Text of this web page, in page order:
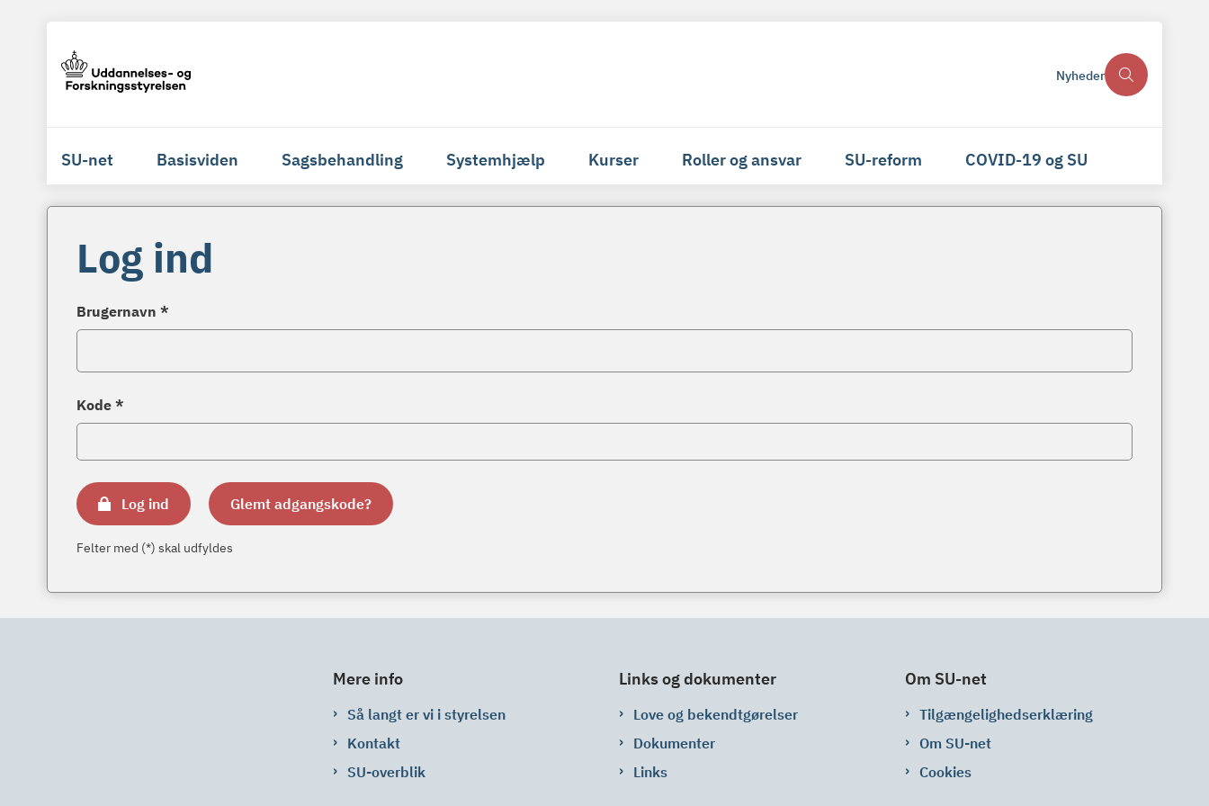
Nyheder
SU-net Basisviden Sagsbehandling Systemhjælp Kurser Roller og ansvar SU-reform COVID-19 og SU
Log ind
Brugernavn *
Kode *
Log ind Glemt adgangskode?
Felter med (*) skal udfyldes
Mere info
Så langt er vi i styrelsen
Kontakt
SU-overblik
Links og dokumenter
Love og bekendtgørelser
Dokumenter
Links
Om SU-net
Tilgængelighedserklæring
Om SU-net
Cookies